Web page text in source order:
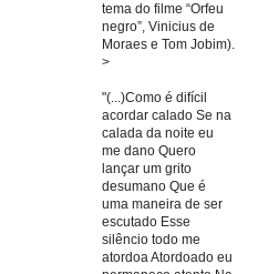
tema do filme “Orfeu
negro”, Vinicius de
Moraes e Tom Jobim).
>
"(...)Como é difícil
acordar calado Se na
calada da noite eu
me dano Quero
lançar um grito
desumano Que é
uma maneira de ser
escutado Esse
silêncio todo me
atordoa Atordoado eu